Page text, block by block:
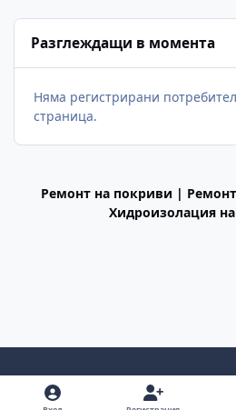
Разглеждащи в момента
Няма регистрирани
страница.
Ремонт на покриви |
Хидроизолация
Light ModeDark ModeSystem Preference